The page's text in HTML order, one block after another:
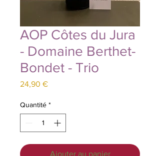
AOP Côtes du Jura
- Domaine Berthet-
Bondet - Trio
24,90 €Prix
Quantité *
Ajouter au panier